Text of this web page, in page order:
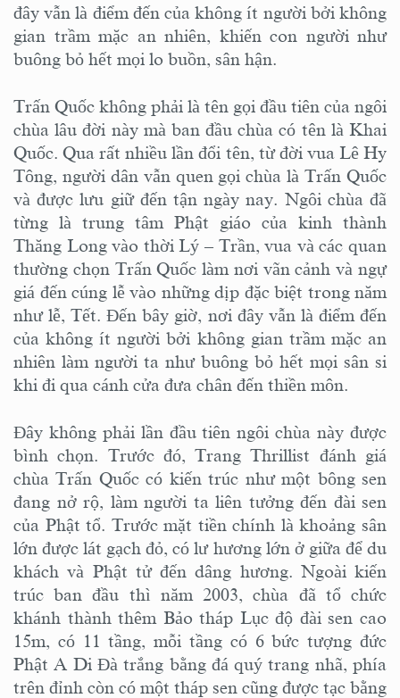
đây vẫn là điểm đến của không ít người bởi không
gian trầm mặc an nhiên, khiến con người như
buông bỏ hết mọi lo buồn, sân hận.
Trấn Quốc không phải là tên gọi đầu tiên của ngôi
chùa lâu đời này mà ban đầu chùa có tên là Khai
Quốc. Qua rất nhiều lần đổi tên, từ đời vua Lê Hy
Tông, người dân vẫn quen gọi chùa là Trấn Quốc
và được lưu giữ đến tận ngày nay. Ngôi chùa đã
từng là trung tâm Phật giáo của kinh thành
Thăng Long vào thời Lý – Trần, vua và các quan
thường chọn Trấn Quốc làm nơi vãn cảnh và ngự
giá đến cúng lễ vào những dịp đặc biệt trong năm
như lễ, Tết. Đến bây giờ, nơi đây vẫn là điểm đến
của không ít người bởi không gian trầm mặc an
nhiên làm người ta như buông bỏ hết mọi sân si
khi đi qua cánh cửa đưa chân đến thiền môn.
Đây không phải lần đầu tiên ngôi chùa này được
bình chọn. Trước đó, Trang Thrillist đánh giá
chùa Trấn Quốc có kiến trúc như một bông sen
đang nở rộ, làm người ta liên tưởng đến đài sen
của Phật tổ. Trước mặt tiền chính là khoảng sân
lớn được lát gạch đỏ, có lư hương lớn ở giữa để du
khách và Phật tử đến dâng hương. Ngoài kiến
trúc ban đầu thì năm 2003, chùa đã tổ chức
khánh thành thêm Bảo tháp Lục độ đài sen cao
15m, có 11 tầng, mỗi tầng có 6 bức tượng đức
Phật A Di Đà trắng bằng đá quý trang nhã, phía
trên đỉnh còn có một tháp sen cũng được tạc bằng